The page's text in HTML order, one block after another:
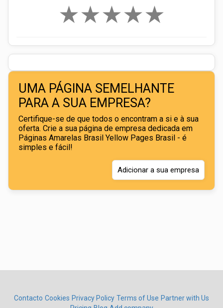
★
★
★
★
★
UMA PÁGINA SEMELHANTE
PARA A SUA EMPRESA?
Certifique-se de que todos o encontram a si e à sua
oferta. Crie a sua página de empresa dedicada em
Páginas Amarelas Brasil Yellow Pages Brasil - é
simples e fácil!
Adicionar a sua empresa
Contacto Cookies Privacy Policy Terms of Use Partner with Us